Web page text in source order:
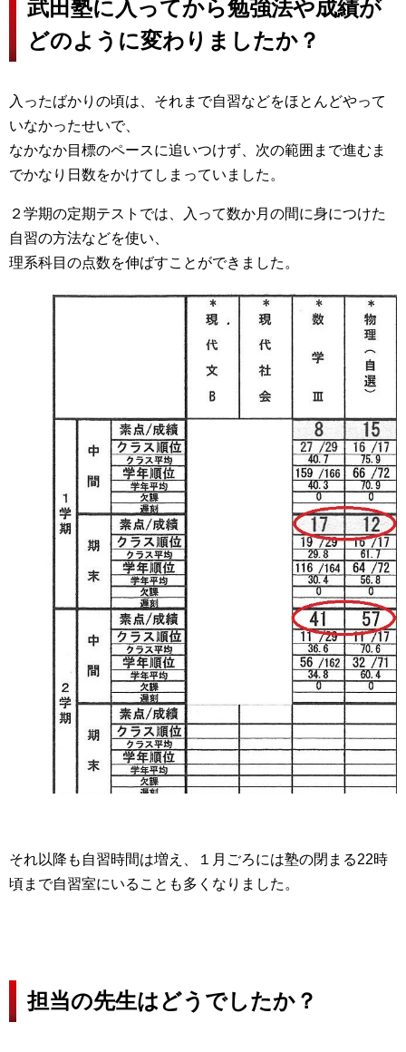
武田塾に入ってから勉強法や成績が
どのように変わりましたか？
入ったばかりの頃は、それまで自習などをほとんどやって
いなかったせいで、
なかなか目標のペースに追いつけず、次の範囲まで進むま
でかなり日数をかけてしまっていました。
２学期の定期テストでは、入って数か月の間に身につけた
自習の方法などを使い、
理系科目の点数を伸ばすことができました。
それ以降も自習時間は増え、１月ごろには塾の閉まる22時
頃まで自習室にいることも多くなりました。
担当の先生はどうでしたか？